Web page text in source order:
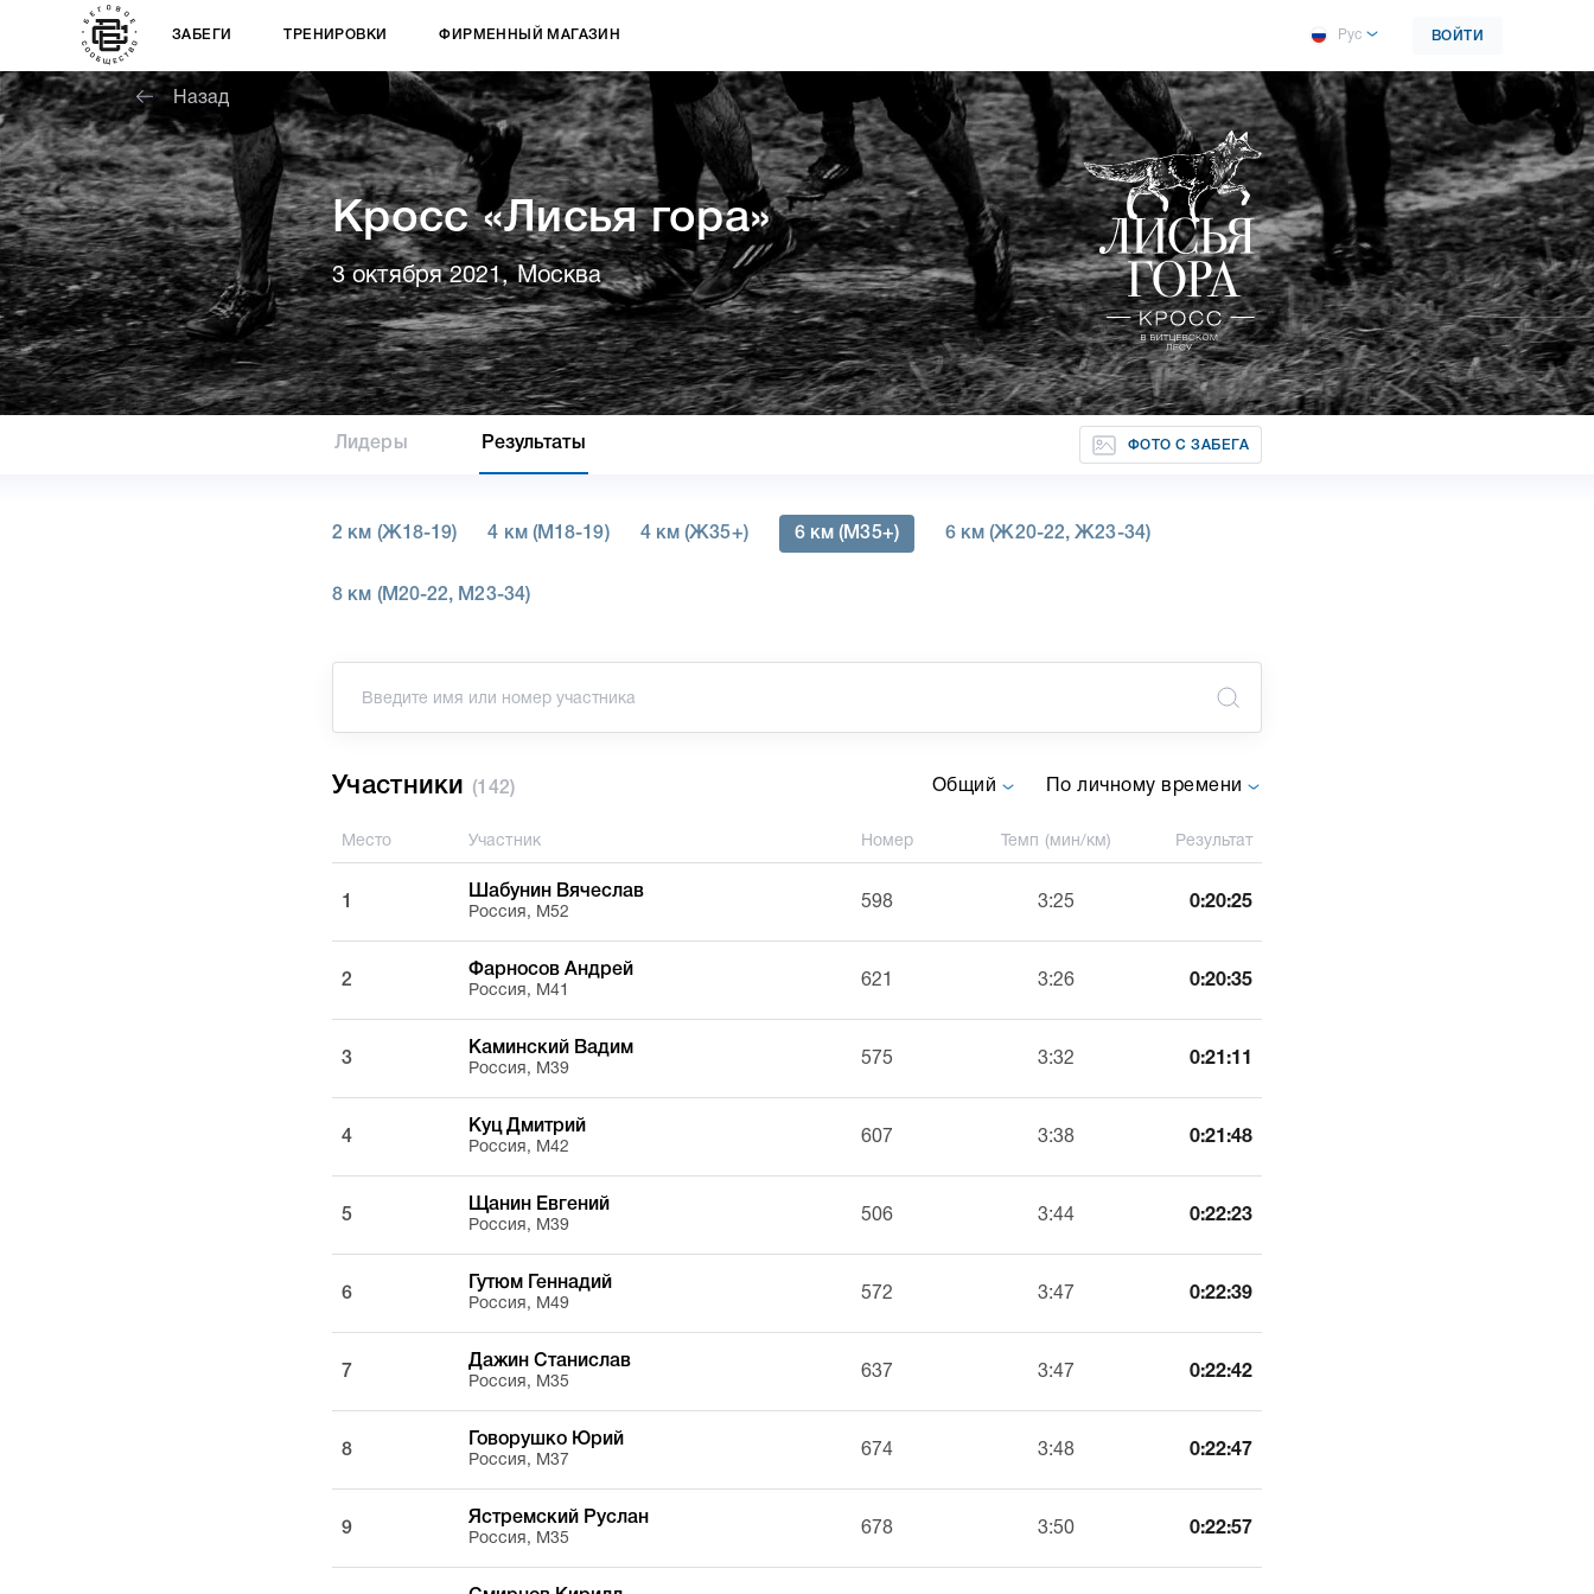
ЗАБЕГИ ТРЕНИРОВКИ ФИРМЕННЫЙ МАГАЗИН Рус ВОЙТИ
Назад
Кросс «Лисья гора»
3 октября 2021, Москва
Лидеры Результаты ФОТО С ЗАБЕГА
2 км (Ж18-19) 4 км (M18-19) 4 км (Ж35+) 6 км (M35+) 6 км (Ж20-22, Ж23-34)
8 км (M20-22, M23-34)
Участники (142) Общий По личному времени
Место Участник Номер Темп (мин/км) Результат
1
Шабунин Вячеслав
Россия, М52
598 3:25 0:20:25
2
Фарносов Андрей
Россия, М41
621 3:26 0:20:35
3
Каминский Вадим
Россия, М39
575 3:32 0:21:11
4
Куц Дмитрий
Россия, М42
607 3:38 0:21:48
5
Щанин Евгений
Россия, М39
506 3:44 0:22:23
6
Гутюм Геннадий
Россия, М49
572 3:47 0:22:39
7
Дажин Станислав
Россия, М35
637 3:47 0:22:42
8
Говорушко Юрий
Россия, М37
674 3:48 0:22:47
9
Ястремский Руслан
Россия, М35
678 3:50 0:22:57